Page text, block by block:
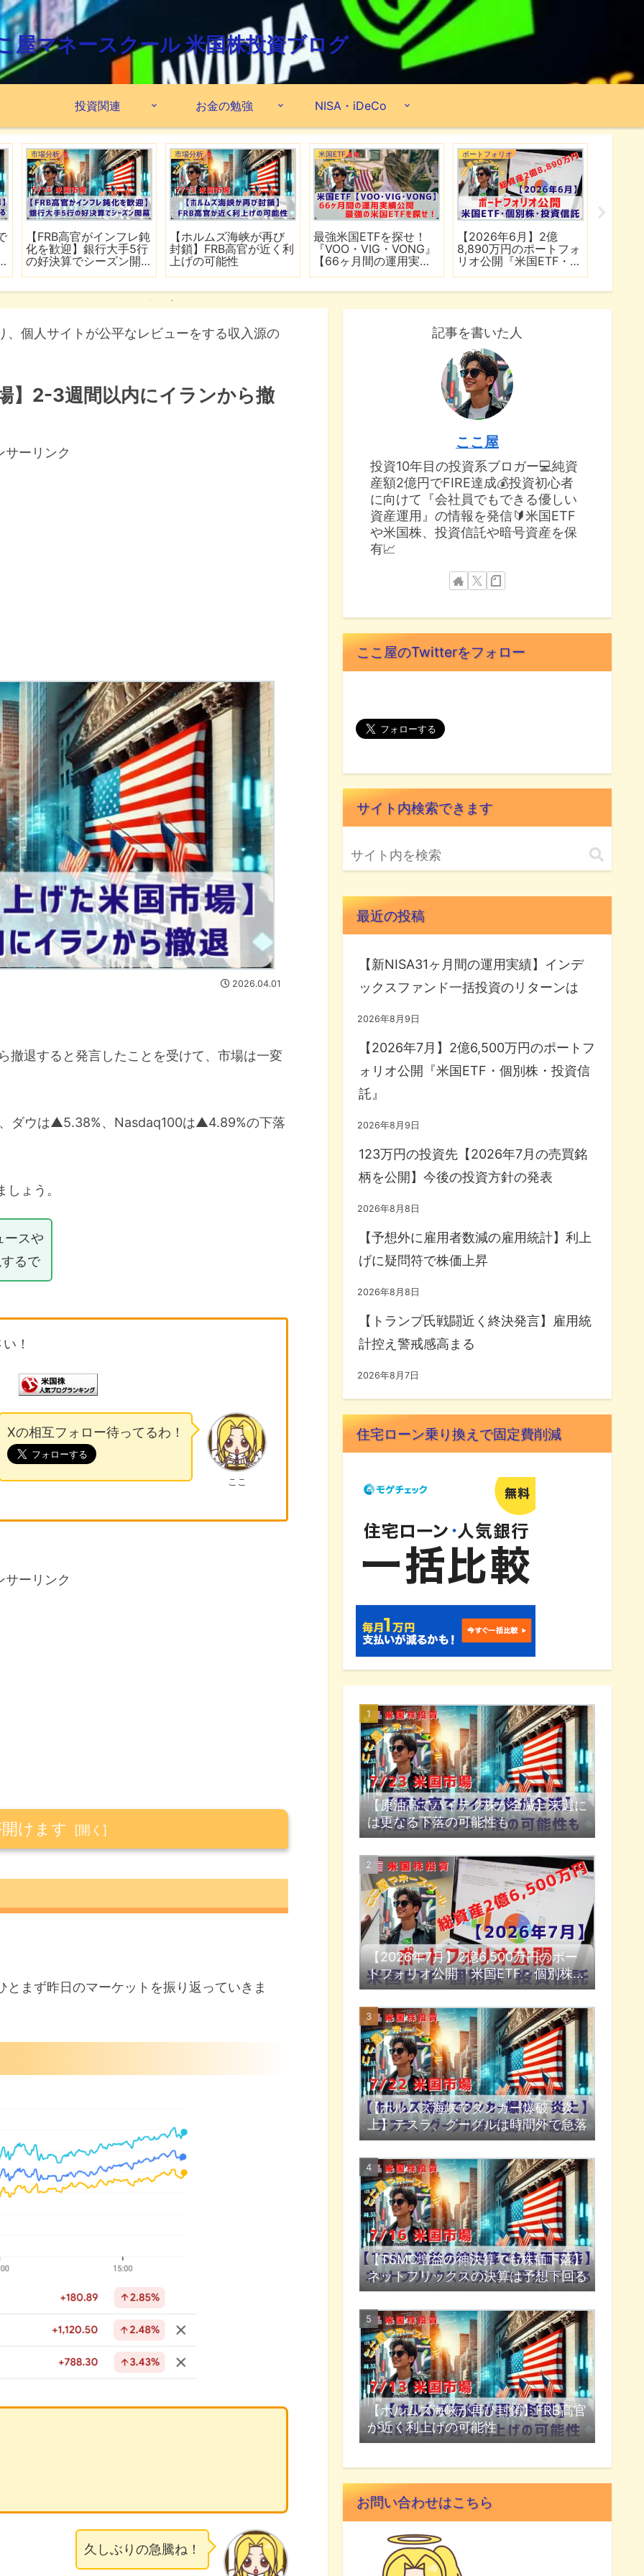
屋マネースクール 米国株投資ブログ
投資関連 お金の勉強 NISA・iDeCo
市場分析
【FRB高官がインフレ鈍
化を歓迎】銀行大手5行
の好決算でシーズン開
市場分析
【ホルムズ海峡が再び
封鎖】FRB高官が近く利
上げの可能性
米国ETF
最強米国ETFを探せ！
『VOO・VIG・VONG』
【66ヶ月間の運用実績
ポートフォリオ
【2026年6月】2億
8,890万円のポートフォ
リオ公開『米国ETF・個
個人サイトが公平なレビューをする収入源の
】2-3週間以内にイランから撤
サーリンク
2026.04.01
撤退すると発言したことを受けて、市場は一変
ダウは▲5.38%、Nasdaq100は▲4.89%の下落
ょう。
ースや
るで
！
ここ
Xの相互フォロー待ってるわ！
サーリンク
けます
額135兆円
まず昨日のマーケットを振り返っていきま
久しぶりの急騰ね！
記事を書いた人
ここ屋
投資10年目の投資系ブロガー💻純資
産額2億円でFIRE達成💰投資初心者
に向けて『会社員でもできる優しい
資産運用』の情報を発信🔰米国ETF
や米国株、投資信託や暗号資産を保
有📈
ここ屋のTwitterをフォロー
サイト内検索できます
最近の投稿
【新NISA31ヶ月間の運用実績】インデ
ックスファンド一括投資のリターンは
2026年8月9日
【2026年7月】2億6,500万円のポートフ
ォリオ公開『米国ETF・個別株・投資信
託』
2026年8月9日
123万円の投資先【2026年7月の売買銘
柄を公開】今後の投資方針の発表
2026年8月8日
【予想外に雇用者数減の雇用統計】利上
げに疑問符で株価上昇
2026年8月8日
【トランプ氏戦闘近く終決発言】雇用統
計控え警戒感高まる
2026年8月7日
住宅ローン乗り換えで固定費削減
【原油高でハイテク株が全滅】来週に
は更なる下落の可能性も
【2026年7月】2億6,500万円のポー
トフォリオ公開『米国ETF・個別株・
投資信託』
【ホルムズ海峡でタンカー爆破・炎
上】テスラ、グーグルは時間外で急落
【TSMC増益の神決算でも株価下落】
ネットフリックスの決算は予想下回る
【ホルムズ海峡が再び封鎖】FRB高官
が近く利上げの可能性
お問い合わせはこちら